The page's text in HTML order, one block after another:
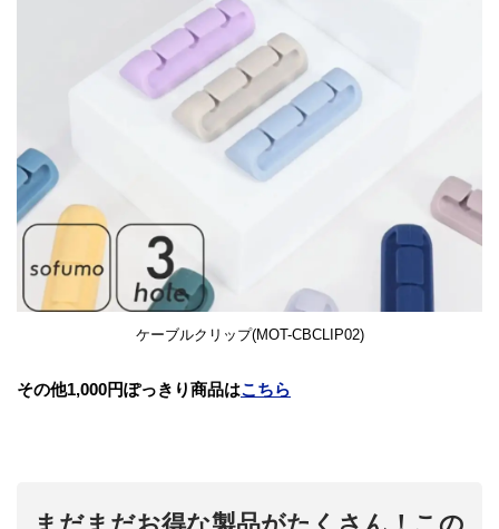
ケーブルクリップ(MOT-CBCLIP02)
その他1,000円ぽっきり商品はこちら
まだまだお得な製品がたくさん！この